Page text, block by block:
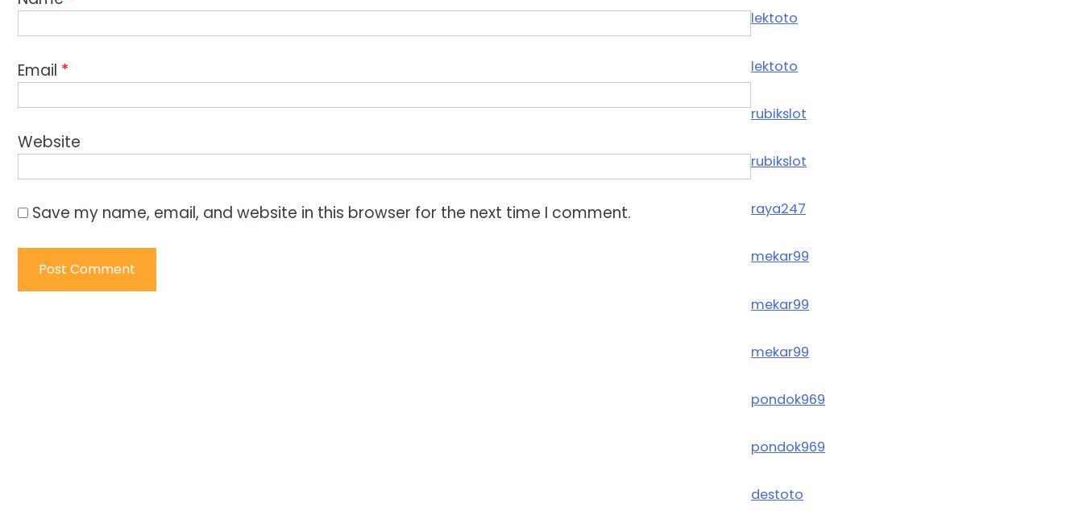
Email *
Website
Save my name, email, and website in this browser for the next time I comment.
lektoto
lektoto
rubikslot
rubikslot
raya247
mekar99
mekar99
mekar99
pondok969
pondok969
destoto